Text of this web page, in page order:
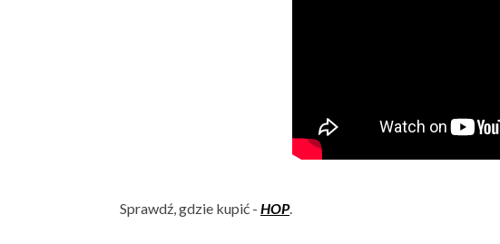
Sprawdź, gdzie kupić - HOP.